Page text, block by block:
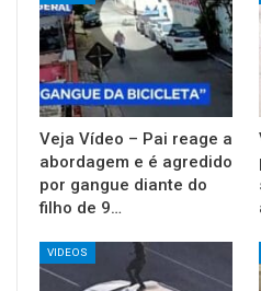
Veja Vídeo – Pai reage a
abordagem e é agredido
por gangue diante do
filho de 9…
VIDEOS